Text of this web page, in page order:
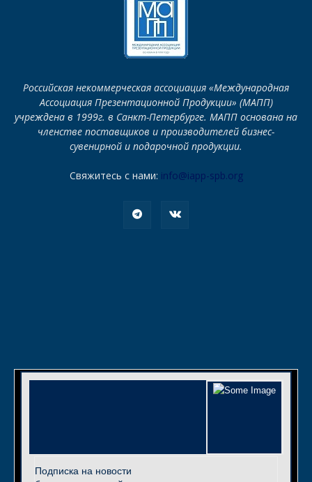
Российская некоммерческая ассоциация «Международная
Ассоциация Презентационной Продукции» (МАПП)
учреждена в 1999г. в Санкт-Петербурге. МАПП основана на
членстве поставщиков и производителей бизнес-
сувенирной и подарочной продукции.
Свяжитесь с нами: info@iapp-spb.org
Подписка на новости